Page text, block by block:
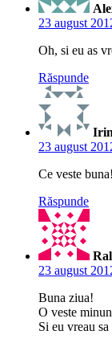
23 august
Oh, si eu as
Răspunde
23 august
Ce veste
Răspunde
23 august
Buna ziua!
O veste
Si eu vreau